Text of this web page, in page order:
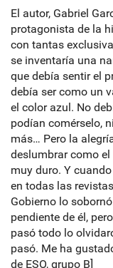
El autor, Gabriel
protagonista de la
con tantas
se inventaría una
que debía sentir el
debía ser como un
el color azul. No
podían comérselo,
más… Pero la
deslumbrar como
muy duro. Y
en todas las
Gobierno lo
pendiente de él,
pasó todo lo
pasó. Me ha
de ESO, grupo B]